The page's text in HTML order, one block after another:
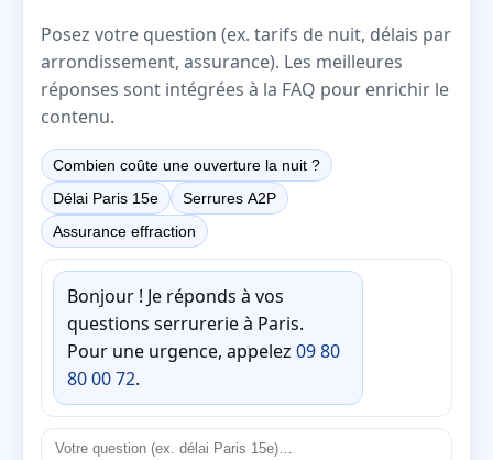
Posez votre question (ex. tarifs de nuit, délais par
arrondissement, assurance). Les meilleures
réponses sont intégrées à la FAQ pour enrichir le
contenu.
Combien coûte une ouverture la nuit ?
Délai Paris 15e
Serrures A2P
Assurance effraction
Bonjour ! Je réponds à vos
questions serrurerie à Paris.
Pour une urgence, appelez 09 80
80 00 72.